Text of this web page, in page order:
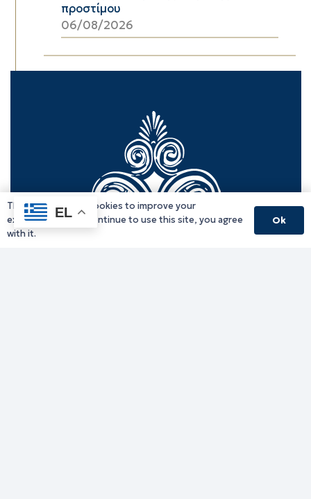
προστίμου
06/08/2026
EL
This website uses cookies to improve your
experience. If you continue to use this site, you agree
with it.
Ok